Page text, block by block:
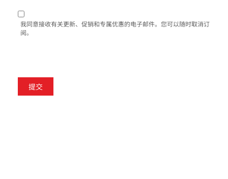
我同意接收有关更新、促销和专属优惠的电子邮件。您可以随时取消订
阅。